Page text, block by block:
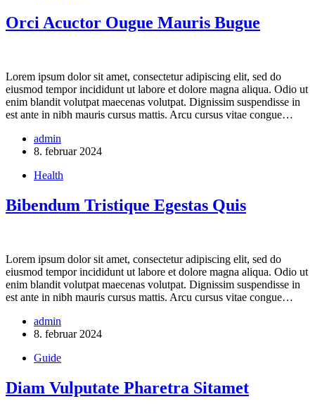
Orci Acuctor Ougue Mauris Bugue
Lorem ipsum dolor sit amet, consectetur adipiscing elit, sed do
eiusmod tempor incididunt ut labore et dolore magna aliqua. Odio ut
enim blandit volutpat maecenas volutpat. Dignissim suspendisse in
est ante in nibh mauris cursus mattis. Arcu cursus vitae congue…
admin
8. februar 2024
Health
Bibendum Tristique Egestas Quis
Lorem ipsum dolor sit amet, consectetur adipiscing elit, sed do
eiusmod tempor incididunt ut labore et dolore magna aliqua. Odio ut
enim blandit volutpat maecenas volutpat. Dignissim suspendisse in
est ante in nibh mauris cursus mattis. Arcu cursus vitae congue…
admin
8. februar 2024
Guide
Diam Vulputate Pharetra Sitamet